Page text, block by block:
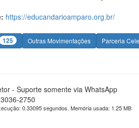
https://educandarioamparo.org.br/
125 Outras Movimentações Parceria
- Suporte somente via WhatsApp
2750
0.33095 segundos. Memória usada: 1.25 MB